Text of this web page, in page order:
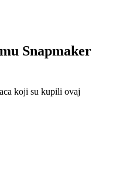
Snapmaker
koji su kupili ovaj